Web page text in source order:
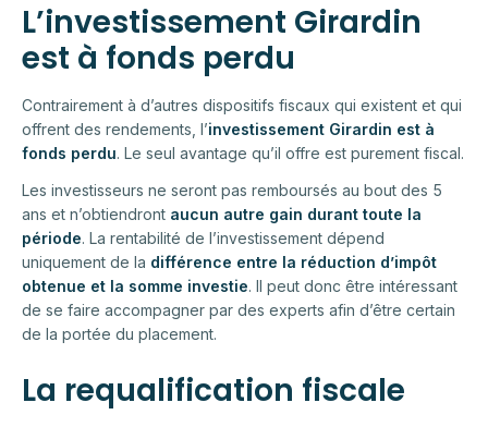
L’investissement Girardin
est à fonds perdu
Contrairement à d’autres dispositifs fiscaux qui existent et qui
offrent des rendements, l’investissement Girardin est à
fonds perdu. Le seul avantage qu’il offre est purement fiscal.
Les investisseurs ne seront pas remboursés au bout des 5
ans et n’obtiendront aucun autre gain durant toute la
période. La rentabilité de l’investissement dépend
uniquement de la différence entre la réduction d’impôt
obtenue et la somme investie. Il peut donc être intéressant
de se faire accompagner par des experts afin d’être certain
de la portée du placement.
La requalification fiscale